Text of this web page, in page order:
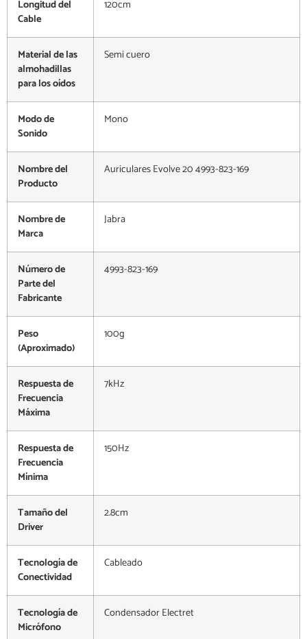
Longitud del
Cable
120cm
Material de las
almohadillas
para los oídos
Semi cuero
Modo de
Sonido
Mono
Nombre del
Producto
Auriculares Evolve 20 4993-823-169
Nombre de
Marca
Jabra
Número de
Parte del
Fabricante
4993-823-169
Peso
(Aproximado)
100g
Respuesta de
Frecuencia
Máxima
7kHz
Respuesta de
Frecuencia
Mínima
150Hz
Tamaño del
Driver
2.8cm
Tecnología de
Conectividad
Cableado
Tecnología de
Micrófono
Condensador Electret